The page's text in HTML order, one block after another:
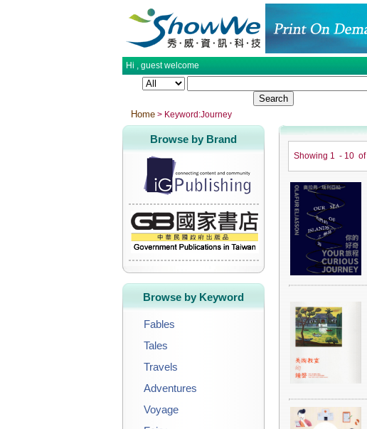
Hi , guestwelcome
Home > Keyword:Journey
Browse by Brand
Browse by Keyword
Fables
Tales
Travels
Adventures
Voyage
Showing 1 - 10 of